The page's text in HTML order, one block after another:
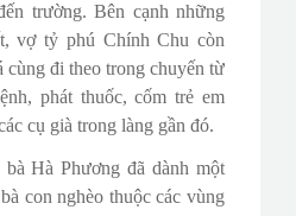
trường. Bên cạnh những
vợ tỷ phú Chính Chu còn
cùng đi theo trong chuyến từ
phát thuốc, cốm trẻ em
cụ già trong làng gần đó.
Hà Phương đã dành một
con nghèo thuộc các vùng